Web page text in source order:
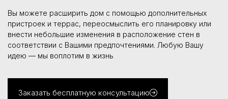
Вы можете расширить дом с помощью дополнительных
пристроек и террас, переосмыслить его планировку или
внести небольшие изменения в расположение стен в
соответствии с Вашими предпочтениями. Любую Вашу
идею — мы воплотим в жизнь
Заказать бесплатную консультацию